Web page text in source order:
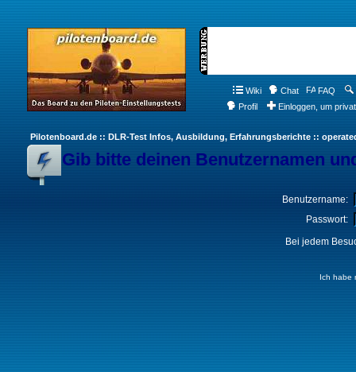
Wiki Chat FAQ
Profil
Einloggen, um
Pilotenboard.de :: DLR-Test Infos, Ausbildung, Erfahrungsberichte ::
Gib bitte deinen Benutzernamen
Benutzername:
Passwort:
Bei jedem
Ich habe